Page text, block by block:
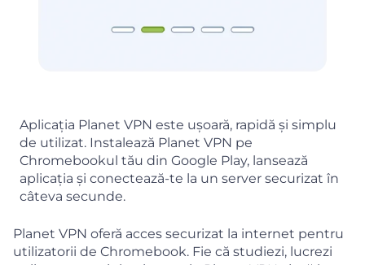
Aplicația Planet VPN este ușoară, rapidă și simplu
de utilizat. Instalează Planet VPN pe
Chromebookul tău din Google Play, lansează
aplicația și conectează-te la un server securizat în
câteva secunde.
Planet VPN oferă acces securizat la internet pentru
utilizatorii de Chromebook. Fie că studiezi, lucrezi